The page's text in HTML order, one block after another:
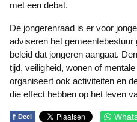
met een debat.
De jongerenraad is er voor jongeren tussen 12 en 23 jaar. Zij
adviseren het
beleid dat jongeren aangaat.
tijd, veiligheid, wonen of
organiseert ook activiteiten en
die effect hebben op het leven
f Deel